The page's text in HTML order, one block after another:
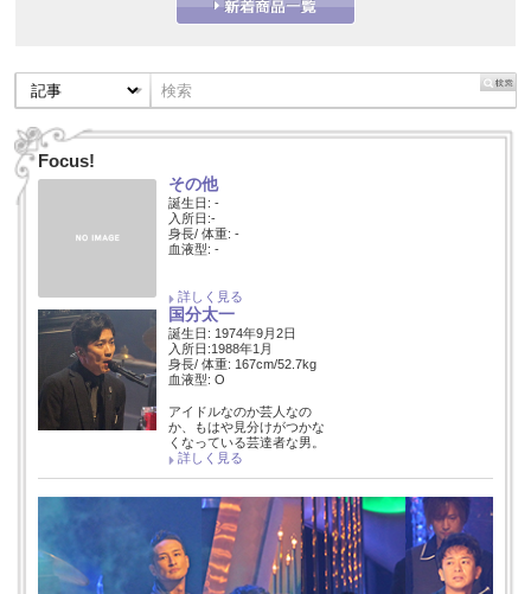
Focus!
その他
誕生日: -
入所日:-
身長/ 体重: -
血液型: -
詳しく見る
国分太一
誕生日: 1974年9月2日
入所日:1988年1月
身長/ 体重: 167cm/52.7kg
血液型: O
アイドルなのか芸人なの
か、もはや見分けがつかな
くなっている芸達者な男。
詳しく見る